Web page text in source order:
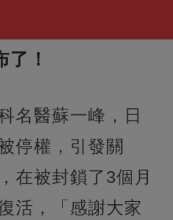
！
名醫蘇一峰，日
停權，引發關
在被封鎖了3個月
活，「感謝大家